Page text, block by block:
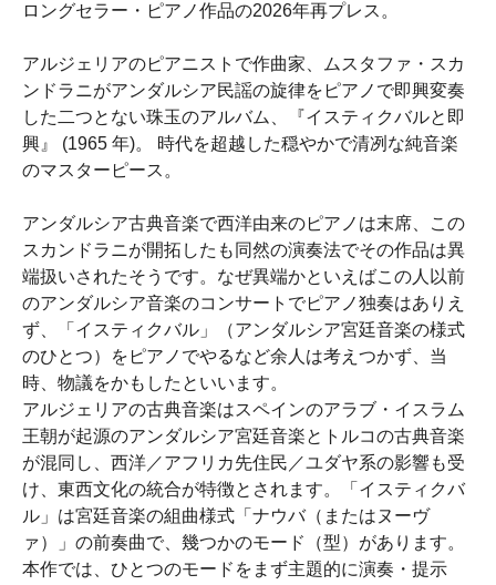
ロングセラー・ピアノ作品の2026年再プレス。
アルジェリアのピアニストで作曲家、ムスタファ・スカ
ンドラニがアンダルシア民謡の旋律をピアノで即興変奏
した二つとない珠玉のアルバム、『イスティクバルと即
興』 (1965 年)。 時代を超越した穏やかで清冽な純音楽
のマスターピース。
アンダルシア古典音楽で西洋由来のピアノは末席、この
スカンドラニが開拓したも同然の演奏法でその作品は異
端扱いされたそうです。なぜ異端かといえばこの人以前
のアンダルシア音楽のコンサートでピアノ独奏はありえ
ず、「イスティクバル」（アンダルシア宮廷音楽の様式
のひとつ）をピアノでやるなど余人は考えつかず、当
時、物議をかもしたといいます。
アルジェリアの古典音楽はスペインのアラブ・イスラム
王朝が起源のアンダルシア宮廷音楽とトルコの古典音楽
が混同し、西洋／アフリカ先住民／ユダヤ系の影響も受
け、東西文化の統合が特徴とされます。「イスティクバ
ル」は宮廷音楽の組曲様式「ナウバ（またはヌーヴ
ァ）」の前奏曲で、幾つかのモード（型）があります。
本作では、ひとつのモードをまず主題的に演奏・提示